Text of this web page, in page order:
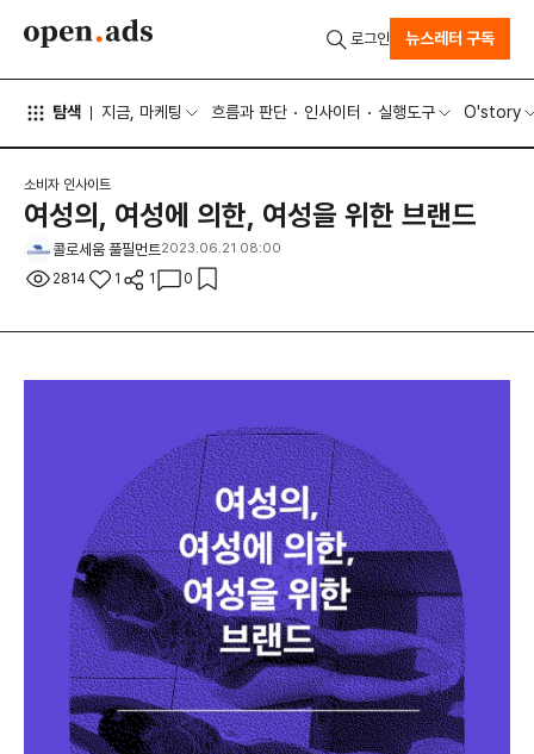
탐색 지금, 마케팅 흐름과 판단 인사이터 실행도구 O'story
로그인 뉴스레터 구독
소비자 인사이트
여성의, 여성에 의한, 여성을 위한 브랜드
콜로세움 풀필먼트2023.06.21 08:00
2814 1 1 0